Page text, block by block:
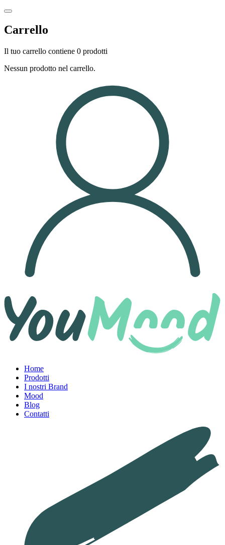
Carrello
Il tuo carrello contiene 0 prodotti
Nessun prodotto nel carrello.
Home
Prodotti
I nostri Brand
Mood
Blog
Contatti